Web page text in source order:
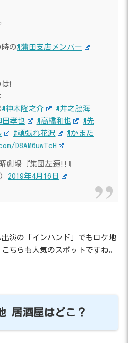
の#蒲田支店メンバー
❗️
#神木隆之介
#井之脇海
田孝也 #高橋和也
#先
#頑張れ花沢
#かまた
D8AM6uwTcH
場『集団左遷!!』
2019年4月16日
演の「インハンド」でもロケ地
ちらも人気のスポットですね。
居酒屋はどこ？